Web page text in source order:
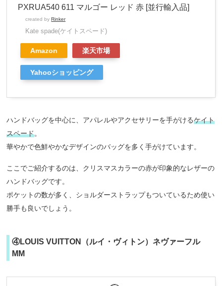
PXRUA540 611 マルゴー レッド 赤 [並行輸入品]
created byRinker
Kate spade(ケイトスペード)
Amazon 楽天市場
Yahooショッピング
ハンドバッグを中心に、アパレルやアクセサリーを手がけるケイト
スペード。
華やかで色鮮やかなデザインのバッグを多く手がけています。
ここでご紹介するのは、クリスマスカラーの赤が印象的なレザーの
ハンドバッグです。
ポケットの数が多く、ショルダーストラップもついているため使い
勝手も良いでしょう。
④LOUIS VUITTON（ルイ・ヴィトン）ネヴァーフル
MM